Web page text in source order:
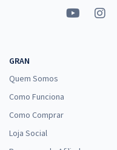
GRAN
Quem Somos
Como Funciona
Como Comprar
Loja Social